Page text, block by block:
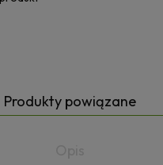
Produkty powiązane